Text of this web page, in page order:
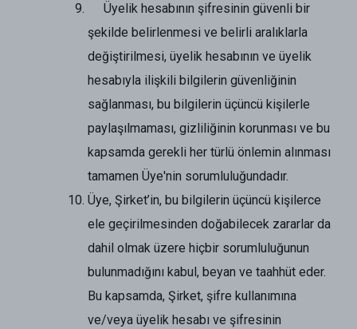
Üyelik hesabının şifresinin güvenli bir
şekilde belirlenmesi ve belirli aralıklarla
değiştirilmesi, üyelik hesabının ve üyelik
hesabıyla ilişkili bilgilerin güvenliğinin
sağlanması, bu bilgilerin üçüncü kişilerle
paylaşılmaması, gizliliğinin korunması ve bu
kapsamda gerekli her türlü önlemin alınması
tamamen Üye'nin sorumluluğundadır.
Üye, Şirket’in, bu bilgilerin üçüncü kişilerce
ele geçirilmesinden doğabilecek zararlar da
dahil olmak üzere hiçbir sorumluluğunun
bulunmadığını kabul, beyan ve taahhüt eder.
Bu kapsamda, Şirket, şifre kullanımına
ve/veya üyelik hesabı ve şifresinin